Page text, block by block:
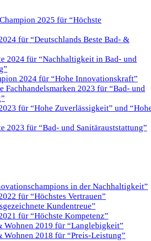
2025 für “Höchste
für “Deutschlands Beste Bad- &
2024 für “Nachhaltigkeit in Bad- und
2024 für “Hohe Innovationskraft”
Fachhandelsmarken 2023 für “Bad- und
für “Hohe Zuverlässigkeit” und
2023 für “Bad- und Sanitärauststattung”
in der Nachhaltigkeit”
für “Höchstes Vertrauen”
Kundentreue”
für “Höchste Kompetenz”
Wohnen 2019 für “Langlebigkeit”
Wohnen 2018 für “Preis-Leistung”